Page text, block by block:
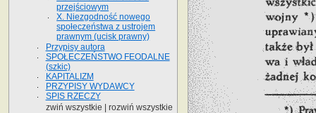
przejściowym
X. Niezgodność nowego
społeczeństwa z ustrojem
prawnym (ucisk prawny)
Przypisy autora
SPOŁECZEŃSTWO FEODALNE
(szkic)
KAPITALIZM
PRZYPISY WYDAWCY
SPIS RZECZY
zwiń wszystkie | rozwiń wszystkie